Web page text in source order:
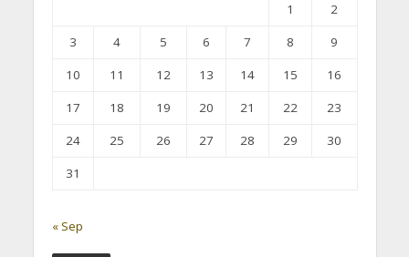
1
2
3
4 5 6 7 8
9
10
11 12 13 14 15
16
17
18 19 20 21 22
23
24
25 26 27 28 29
30
31
« Sep